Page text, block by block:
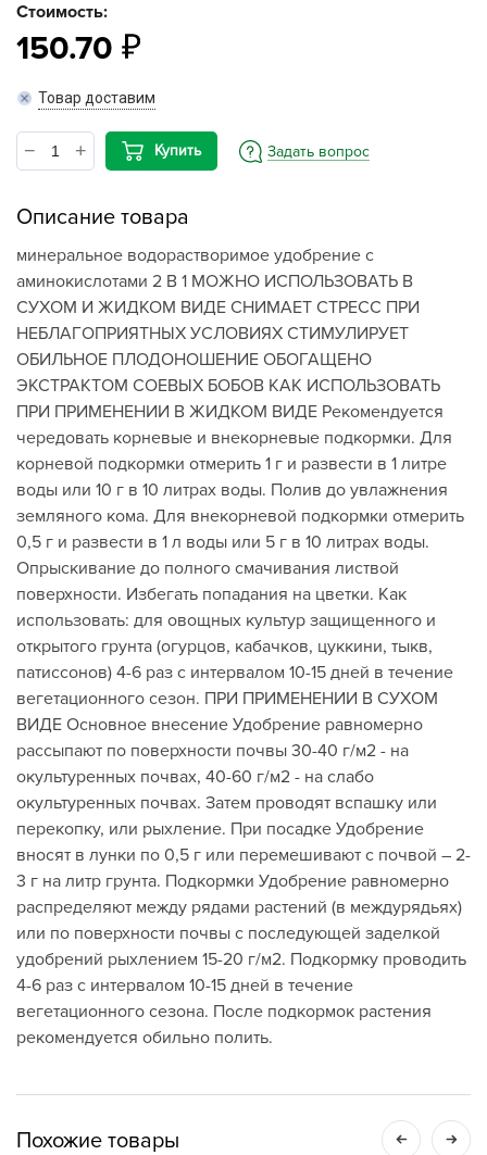
Стоимость:
150.70
Товар доставим
Купить Задать вопрос
Описание товара
минеральное водорастворимое удобрение с
аминокислотами 2 В 1 МОЖНО ИСПОЛЬЗОВАТЬ В
СУХОМ И ЖИДКОМ ВИДЕ СНИМАЕТ СТРЕСС ПРИ
НЕБЛАГОПРИЯТНЫХ УСЛОВИЯХ СТИМУЛИРУЕТ
ОБИЛЬНОЕ ПЛОДОНОШЕНИЕ ОБОГАЩЕНО
ЭКСТРАКТОМ СОЕВЫХ БОБОВ КАК ИСПОЛЬЗОВАТЬ
ПРИ ПРИМЕНЕНИИ В ЖИДКОМ ВИДЕ Рекомендуется
чередовать корневые и внекорневые подкормки. Для
корневой подкормки отмерить 1 г и развести в 1 литре
воды или 10 г в 10 литрах воды. Полив до увлажнения
земляного кома. Для внекорневой подкормки отмерить
0,5 г и развести в 1 л воды или 5 г в 10 литрах воды.
Опрыскивание до полного смачивания листвой
поверхности. Избегать попадания на цветки. Как
использовать: для овощных культур защищенного и
открытого грунта (огурцов, кабачков, цуккини, тыкв,
патиссонов) 4-6 раз с интервалом 10-15 дней в течение
вегетационного сезон. ПРИ ПРИМЕНЕНИИ В СУХОМ
ВИДЕ Основное внесение Удобрение равномерно
рассыпают по поверхности почвы 30-40 г/м2 - на
окультуренных почвах, 40-60 г/м2 - на слабо
окультуренных почвах. Затем проводят вспашку или
перекопку, или рыхление. При посадке Удобрение
вносят в лунки по 0,5 г или перемешивают с почвой – 2-
3 г на литр грунта. Подкормки Удобрение равномерно
распределяют между рядами растений (в междурядьях)
или по поверхности почвы с последующей заделкой
удобрений рыхлением 15-20 г/м2. Подкормку проводить
4-6 раз с интервалом 10-15 дней в течение
вегетационного сезона. После подкормок растения
рекомендуется обильно полить.
Похожие товары